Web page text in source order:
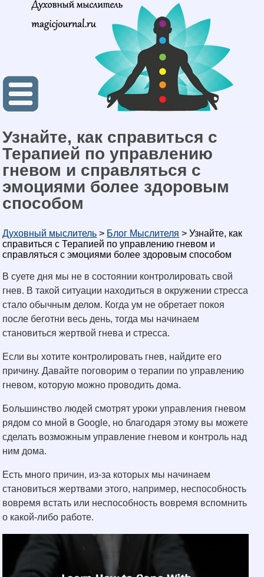
Узнайте, как справиться с
Терапией по управлению
гневом и справляться с
эмоциями более здоровым
способом
Духовный мыслитель > Блог Мыслителя >Узнайте, как
справиться с Терапией по управлению гневом и
справляться с эмоциями более здоровым способом
В суете дня мы не в состоянии контролировать свой
гнев. В такой ситуации находиться в окружении стресса
стало обычным делом. Когда ум не обретает покоя
после беготни весь день, тогда мы начинаем
становиться жертвой гнева и стресса.
Если вы хотите контролировать гнев, найдите его
причину. Давайте поговорим о терапии по управлению
гневом, которую можно проводить дома.
Большинство людей смотрят уроки управления гневом
рядом со мной в Google, но благодаря этому вы можете
сделать возможным управление гневом и контроль над
ним дома.
Есть много причин, из-за которых мы начинаем
становиться жертвами этого, например, неспособность
вовремя встать или неспособность вовремя вспомнить
о какой-либо работе.